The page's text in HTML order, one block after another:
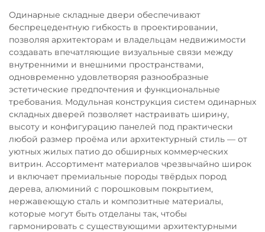
Одинарные складные двери обеспечивают
беспрецедентную гибкость в проектировании,
позволяя архитекторам и владельцам недвижимости
создавать впечатляющие визуальные связи между
внутренними и внешними пространствами,
одновременно удовлетворяя разнообразные
эстетические предпочтения и функциональные
требования. Модульная конструкция систем одинарных
складных дверей позволяет настраивать ширину,
высоту и конфигурацию панелей под практически
любой размер проёма или архитектурный стиль — от
уютных жилых патио до обширных коммерческих
витрин. Ассортимент материалов чрезвычайно широк
и включает премиальные породы твёрдых пород
дерева, алюминий с порошковым покрытием,
нержавеющую сталь и композитные материалы,
которые могут быть отделаны так, чтобы
гармонировать с существующими архитектурными